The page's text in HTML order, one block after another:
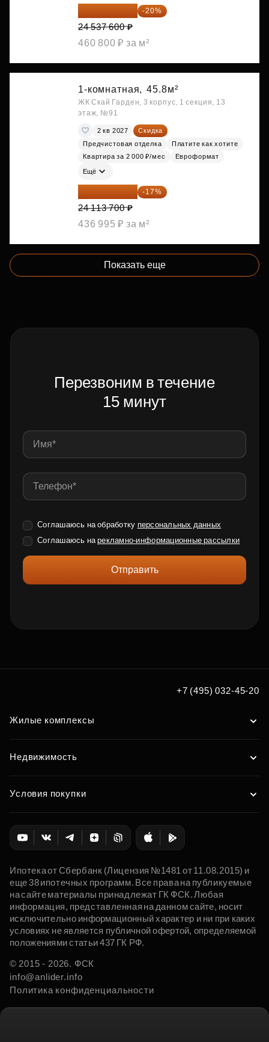
19 630 080 ₽ -20%
24 537 600 ₽
460 800 ₽ за м²
1-комнатная, 45.8м²
ЖК Скай Гарден, 3 корпус, 1 секция, 13
этаж, №91
2 кв 2027
Скидка
Предчистовая отделка
Платите как хотите
Квартира за 2 000 ₽/мес
Евроформат
Ещё
20 014 371 ₽ -17%
24 113 700 ₽
436 995 ₽ за м²
Показать еще
Перезвоним в течение
15 минут
Соглашаюсь на обработку персональных данных
Соглашаюсь нарекламно-информационные рассылки
Отправить
+7 (495) 032-45-20
Жилые комплексы
Недвижимость
Условия покупки
Ипотека от Сбербанк (Лицензия №1481 от 11.08.2015) и
еще 38 ипотечных программ. Все права на публикуемые
на сайте материалы принадлежат ГК ФСК. Любая
информация, представленная на данном сайте, носит
исключительно информационный характер и ни при каких
условиях не является публичной офертой, определяемой
положениями статьи 437 ГК РФ.
© 2015 - 2026. ФСК
info@anlider.info
Политика конфиденциальности